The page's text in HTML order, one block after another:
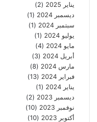
يناير 2025
(2)
ديسمبر 2024
(1)
سبتمبر 2024
(1)
يوليو 2024
(1)
مايو 2024
(4)
أبريل 2024
(3)
مارس 2024
(8)
فبراير 2024
(13)
يناير 2024
(1)
ديسمبر 2023
(2)
نوفمبر 2023
(10)
أكتوبر 2023
(10)